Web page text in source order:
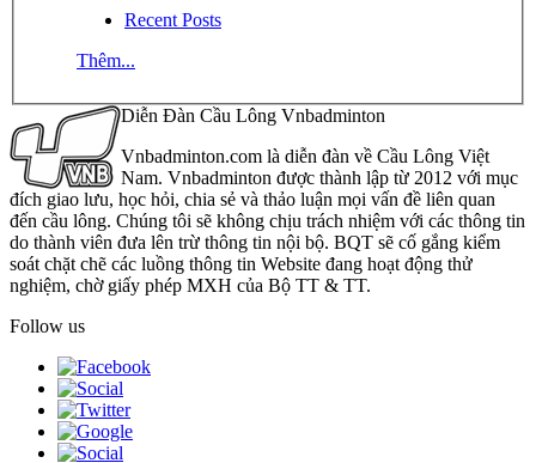
Recent Posts
Thêm...
Diễn Đàn Cầu Lông Vnbadminton
Vnbadminton.com là diễn đàn về Cầu Lông Việt
Nam. Vnbadminton được thành lập từ 2012 với mục
đích giao lưu, học hỏi, chia sẻ và thảo luận mọi vấn đề liên quan
đến cầu lông. Chúng tôi sẽ không chịu trách nhiệm với các thông tin
do thành viên đưa lên trừ thông tin nội bộ. BQT sẽ cố gắng kiểm
soát chặt chẽ các luồng thông tin Website đang hoạt động thử
nghiệm, chờ giấy phép MXH của Bộ TT & TT.
Follow us